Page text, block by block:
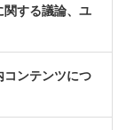
関する議論、ユ
コンテンツにつ